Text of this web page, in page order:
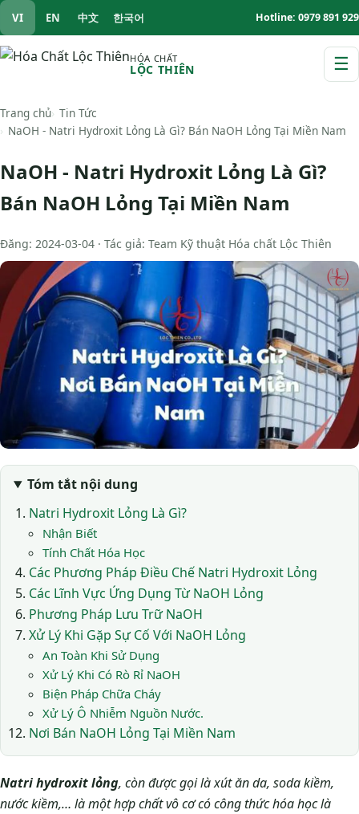
VI EN 中文 한국어 Hotline: 0979 891 929
HÓA CHẤT
LỘC THIÊN ☰
Trang chủ Tin Tức
NaOH - Natri Hydroxit Lỏng Là Gì? Bán NaOH Lỏng Tại Miền Nam
NaOH - Natri Hydroxit Lỏng Là Gì?
Bán NaOH Lỏng Tại Miền Nam
Đăng: 2024-03-04 · Tác giả: Team Kỹ thuật Hóa chất Lộc Thiên
Tóm tắt nội dung
Natri Hydroxit Lỏng Là Gì?
Nhận Biết
Tính Chất Hóa Học
Các Phương Pháp Điều Chế Natri Hydroxit Lỏng
Các Lĩnh Vực Ứng Dụng Từ NaOH Lỏng
Phương Pháp Lưu Trữ NaOH
Xử Lý Khi Gặp Sự Cố Với NaOH Lỏng
An Toàn Khi Sử Dụng
Xử Lý Khi Có Rò Rỉ NaOH
Biện Pháp Chữa Cháy
Xử Lý Ô Nhiễm Nguồn Nước.
Nơi Bán NaOH Lỏng Tại Miền Nam
Natri hydroxit lỏng, còn được gọi là xút ăn da, soda kiềm,
nước kiềm,… là một hợp chất vô cơ có công thức hóa học là